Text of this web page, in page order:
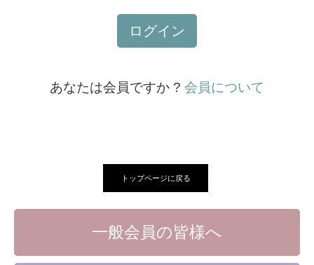
ログイン
あなたは会員ですか ? 会員について
トップページに戻る
一般会員の皆様へ